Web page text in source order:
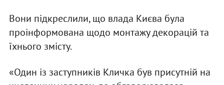
Вони підкреслили, що влада Києва була
проінформована щодо монтажу декорацій та
їхнього змісту.
«Один із заступників Кличка був присутній на